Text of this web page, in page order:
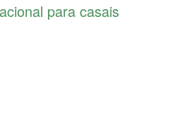
para casais